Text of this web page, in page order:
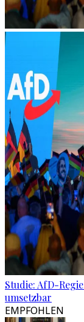
Studie: AfD-
umsetzbar
EMPFOHLEN